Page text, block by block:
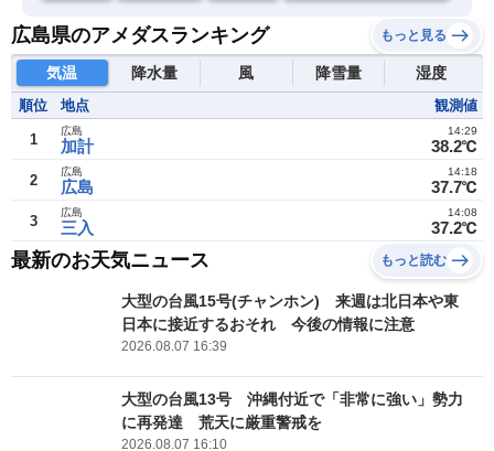
広島県のアメダスランキング もっと見る
気温 降水量 風 降雪量 湿度
順位 地点 観測値
1 加計
広島
38.2℃
14:29
2 広島
広島
37.7℃
14:18
3 三入
広島
37.2℃
14:08
最新のお天気ニュース もっと読む
大型の台風15号(チャンホン) 来週は北日本や東
日本に接近するおそれ 今後の情報に注意
2026.08.07 16:39
大型の台風13号 沖縄付近で「非常に強い」勢力
に再発達 荒天に厳重警戒を
2026.08.07 16:10